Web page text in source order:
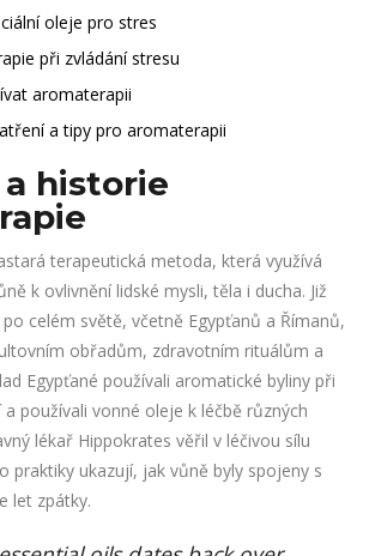
oleje pro stres
při zvládání stresu
aromaterapii
a tipy pro aromaterapii
historie
terapeutická metoda, která využívá
k ovlivnění lidské mysli, těla i ducha. Již
celém světě, včetně Egypťanů a Římanů,
obřadům, zdravotním rituálům a
Egypťané používali aromatické byliny při
používali vonné oleje k léčbě různých
lékař Hippokrates věřil v léčivou sílu
praktiky ukazují, jak vůně byly spojeny s
let zpátky.